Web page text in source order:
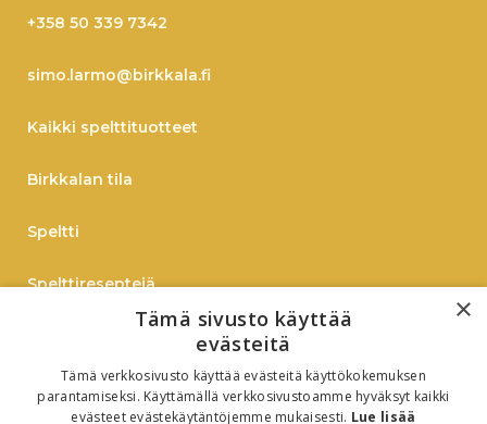
+358 50 339 7342
simo.larmo@birkkala.fi
Kaikki spelttituotteet
Birkkalan tila
Speltti
Spelttireseptejä
Verkkokauppaan
×
Tämä sivusto käyttää
evästeitä
Tämä verkkosivusto käyttää evästeitä käyttökokemuksen
parantamiseksi. Käyttämällä verkkosivustoamme hyväksyt kaikki
evästeet evästekäytäntöjemme mukaisesti. Lue lisää